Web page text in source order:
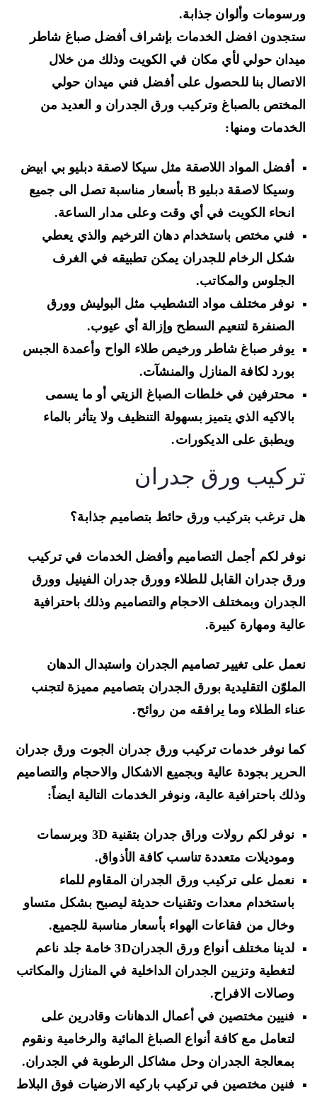
وألوان جذابة.
افضل الخدمات بإشراف أفضل صباغ شاطر
حولي لأي مكان في الكويت وذلك من خلال
بنا للحصول على أفضل فني ميدان حولي
بالصباغ وتركيب ورق الجدران و العديد من
ومنها:
أفضل المواد اللاصقة مثل سيكا لاصقة دبليو بي ابيض
وسيكا لاصقة دبليو
B بأسعار مناسبة تصل الى جميع
انحاء الكويت في أي وقت وعلى مدار الساعة.
فني مختص باستخدامدهان الترخيم والذي يعطي
شكل الرخام للجدرانيمكن تطبيقه في الغرف
الجلوس والمكاتب.
نوفر مختلف مواد التشطيب مثلالبوليش وورق
الصنفرةلتنعيم السطح وإزالة أي عيوب.
يوفر صباغ شاطر ورخيص طلاءالواح وأعمدة الجبس
بوردلكافة المنازل والمنشآت.
محترفين في خلطاتالصباغ الزيتي أو ما يسمى
بالاكيهالذي يتميز بسهولة التنظيف ولا يتأثر بالماء
ويطبق على الديكورات.
ورق جدران
ترغب بتركيب ورق حائط بتصاميم جذابة؟
لكم أجمل التصاميم وأفضل الخدمات في تركيب
جدران القابل للطلاء وورق جدران الفينيل وورق
وبمختلف الاحجام والتصاميم وذلك باحترافية
ومهارة كبيرة.
على تغييرتصاميم الجدران واستبدال الدهان
التقليدية بورق الجدرانبتصاميم مميزة لتجنب
الطلاء وما يرافقه من روائح.
نوفر خدماتتركيب ورق جدران الجوت ورق جدران
بجودة عالية وبجميع الاشكال والاحجام والتصاميم
باحترافية عالية، ونوفر الخدمات التالية ايضاً:
نوفر لكم رولاتوراق جدران بتقنية 3D
وبرسمات
وموديلات متعددة تناسب كافة الأذواق.
نعمل علىتركيب ورق الجدران المقاوم للماء
باستخدام معدات وتقنيات حديثة ليصبح بشكل متساو
وخال من فقاعات الهواء بأسعار مناسبة للجميع.
لدينا مختلف أنواعورق الجدران3D خامة جلد ناعم
لتغطية وتزيين الجدران الداخلية في المنازل والمكاتب
وصالات الافراح.
فنيين مختصين في أعمال الدهانات وقادرين على
لتعامل مع كافة أنواعالصباغ المائية والرخامية ونقوم
بمعالجة الجدران وحل مشاكل الرطوبة في الجدران.
فنين مختصين في تركيب باركيه الارضيات فوق البلاط